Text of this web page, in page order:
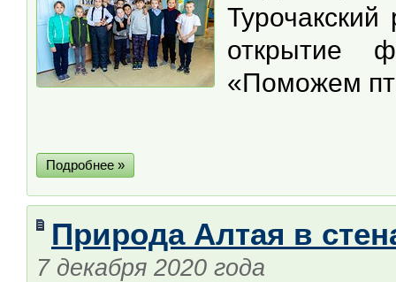
открытие
«Поможем
Подробнее »
Природа Алтая в
7 декабря 2020 года